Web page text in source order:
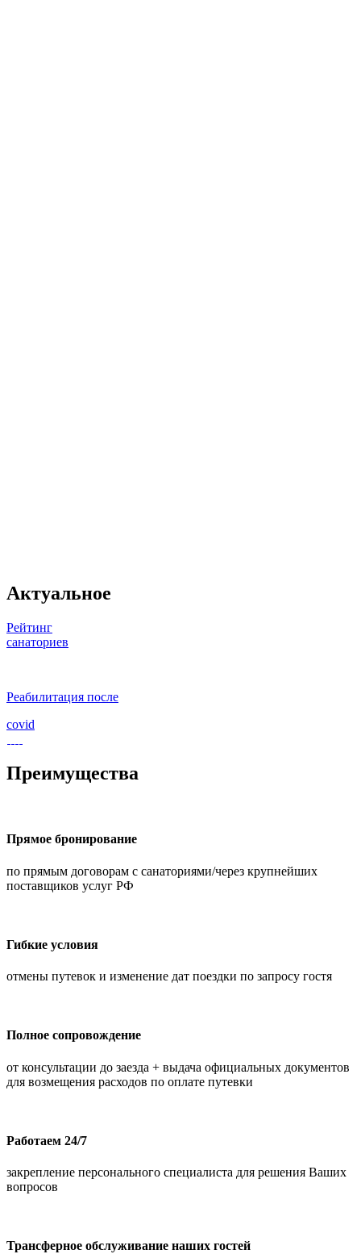
Актуальное
Рейтинг
санаториев
Реабилитация после
covid
Преимущества
Прямое бронирование
по прямым договорам с санаториями/через крупнейших
поставщиков услуг РФ
Гибкие условия
отмены путевок и изменение дат поездки по запросу гостя
Полное сопровождение
от консультации до заезда + выдача официальных документов
для возмещения расходов по оплате путевки
Работаем 24/7
закрепление персонального специалиста для решения Ваших
вопросов
Трансферное обслуживание наших гостей